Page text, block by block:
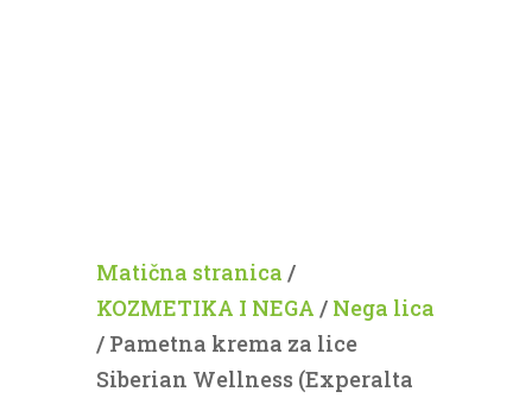
Matična stranica /
KOZMETIKA I NEGA / Nega lica
/ Pametna krema za lice
Siberian Wellness (Experalta